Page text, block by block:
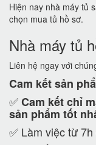
Hiện nay nhà máy tủ
chọn mua tủ hồ sơ.
Nhà máy tủ
Liên hệ ngay với
Cam kếtsản
✅Cam kếtchỉ
sản phẩm tốt
✅ Làm việc từ